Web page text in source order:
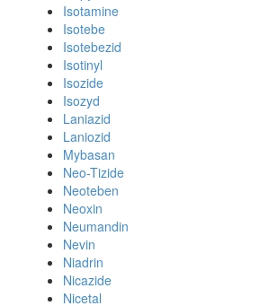
Isotamine
Isotebe
Isotebezid
Isotinyl
Isozide
Isozyd
Laniazid
Laniozid
Mybasan
Neo-Tizide
Neoteben
Neoxin
Neumandin
Nevin
Niadrin
Nicazide
Nicetal